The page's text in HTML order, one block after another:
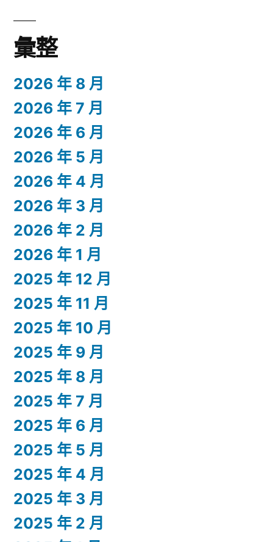
彙整
2026 年 8 月
2026 年 7 月
2026 年 6 月
2026 年 5 月
2026 年 4 月
2026 年 3 月
2026 年 2 月
2026 年 1 月
2025 年 12 月
2025 年 11 月
2025 年 10 月
2025 年 9 月
2025 年 8 月
2025 年 7 月
2025 年 6 月
2025 年 5 月
2025 年 4 月
2025 年 3 月
2025 年 2 月